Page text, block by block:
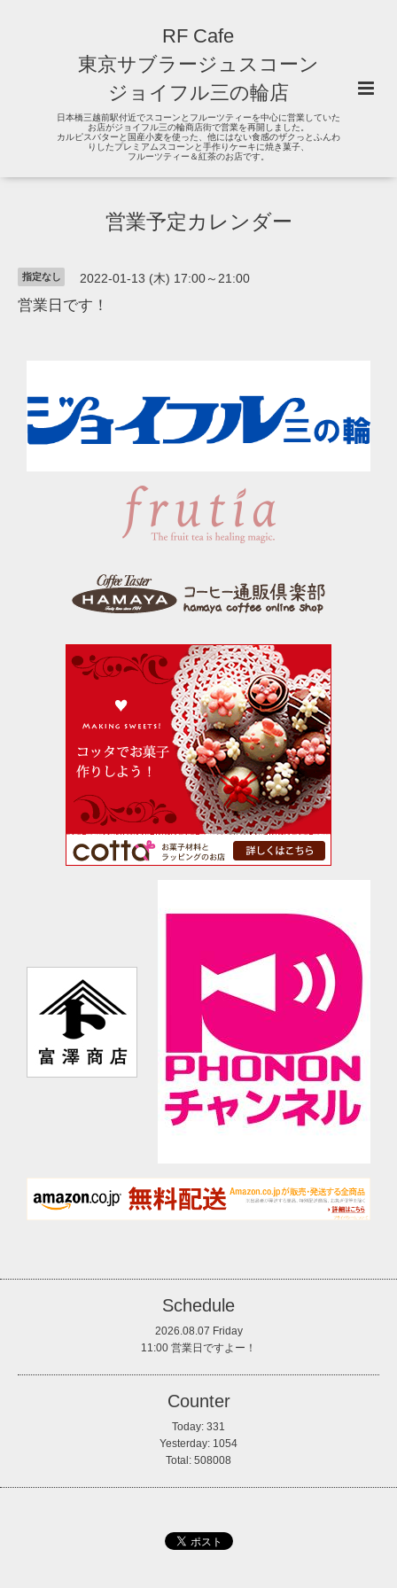
RF Cafe
東京サブラージュスコーン
ジョイフル三の輪店
日本橋三越前駅付近でスコーンとフルーツティーを中心に営業していた
お店がジョイフル三の輪商店街で営業を再開しました。
カルピスバターと国産小麦を使った、他にはない食感のザクっとふんわ
りしたプレミアムスコーンと手作りケーキに焼き菓子、
フルーツティー＆紅茶のお店です。
営業予定カレンダー
指定なし 2022-01-13 (木) 17:00～21:00
営業日です！
Schedule
2026.08.07 Friday
11:00 営業日ですよー！
Counter
Today: 331
Yesterday: 1054
Total: 508008